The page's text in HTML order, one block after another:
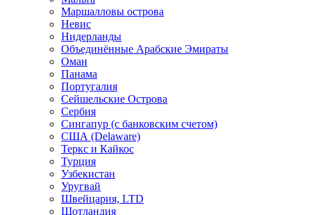
Маршалловы острова
Нeвис
Нидерланды
Объединённые Арабские Эмираты
Оман
Панама
Португалия
Сейшельские Острова
Сербия
Сингапур (c банковским счетом)
США (Delaware)
Теркс и Кайкос
Турция
Узбекистан
Уругвай
Швейцария, LTD
Шотландия